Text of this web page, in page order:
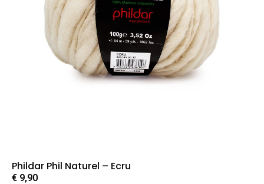
Phildar Phil Naturel – Ecru
€ 9,90